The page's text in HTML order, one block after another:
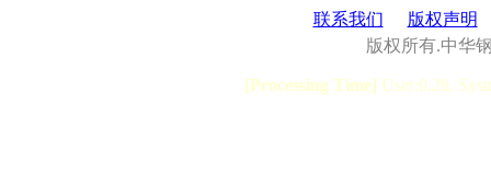
联系我们
版权声明
版权所有.中华
[Processing Time] User:0.28,